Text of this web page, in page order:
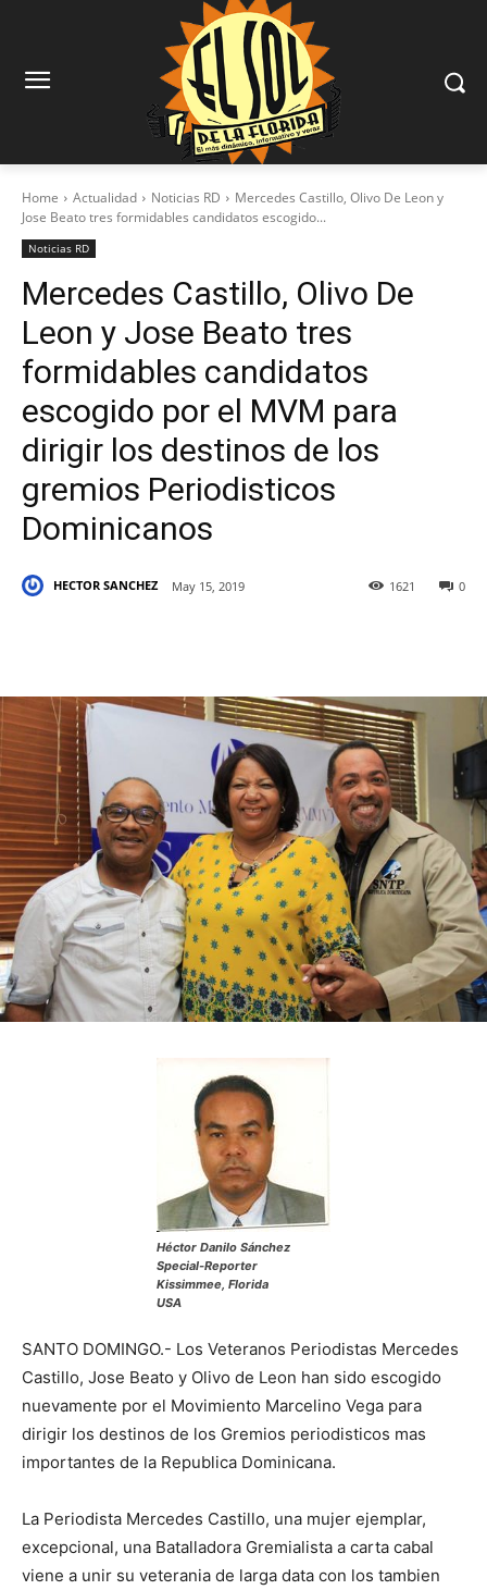
Home Actualidad Noticias RD
Mercedes Castillo, Olivo De Leon y
Jose Beato tres formidables candidatos escogido...
Noticias RD
Mercedes Castillo, Olivo De
Leon y Jose Beato tres
formidables candidatos
escogido por el MVM para
dirigir los destinos de los
gremios Periodisticos
Dominicanos
HECTOR SANCHEZ May 15, 2019 0
1621
Héctor Danilo Sánchez
Special-Reporter
Kissimmee, Florida
USA
SANTO DOMINGO.- Los Veteranos Periodistas Mercedes
Castillo, Jose Beato y Olivo de Leon han sido escogido
nuevamente por el Movimiento Marcelino Vega para
dirigir los destinos de los Gremios periodisticos mas
importantes de la Republica Dominicana.
La Periodista Mercedes Castillo, una mujer ejemplar,
excepcional, una Batalladora Gremialista a carta cabal
viene a unir su veterania de larga data con los tambien